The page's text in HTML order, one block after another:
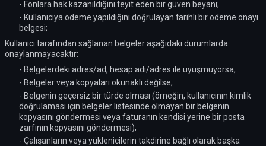
- Fonlara hak kazanıldığını teyit eden bir güven beyanı;
- Kullanıcıya ödeme yapıldığını doğrulayan tarihli bir ödeme onayı
belgesi;
Kullanıcı tarafından sağlanan belgeler aşağıdaki durumlarda
onaylanmayacaktır:
- Belgelerdeki adres/ad, hesap adı/adres ile uyuşmuyorsa;
- Belgeler veya kopyaları okunaklı değilse;
- Belgenin geçersiz bir türde olması (örneğin, kullanıcının kimlik
doğrulaması için belgeler listesinde olmayan bir belgenin
kopyasını göndermesi veya faturanın kendisi yerine bir posta
zarfının kopyasını göndermesi);
- Çalışanların veya yüklenicilerin takdirine bağlı olarak başka